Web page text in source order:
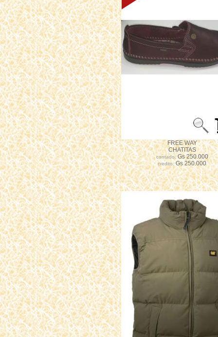
FREE WAY
CHATITAS
contado:Gs 250.000
credito:Gs 250.000